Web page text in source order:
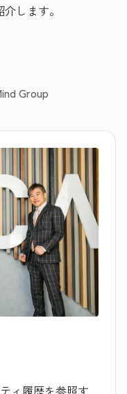
します。
Group
ィ履歴を参照す